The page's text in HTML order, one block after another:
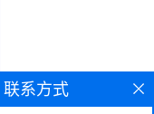
联系方式